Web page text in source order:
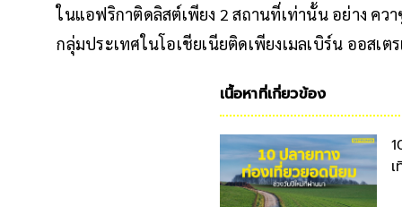
ในแอฟริกาติดลิสต์เพียง 2 สถานที่เท่านั้น อย่าง ค
กลุ่มประเทศในโอเชียเนียติดเพียงเมลเบิร์น ออสเต
เนื้อหาที่เกี่ยวข้อง